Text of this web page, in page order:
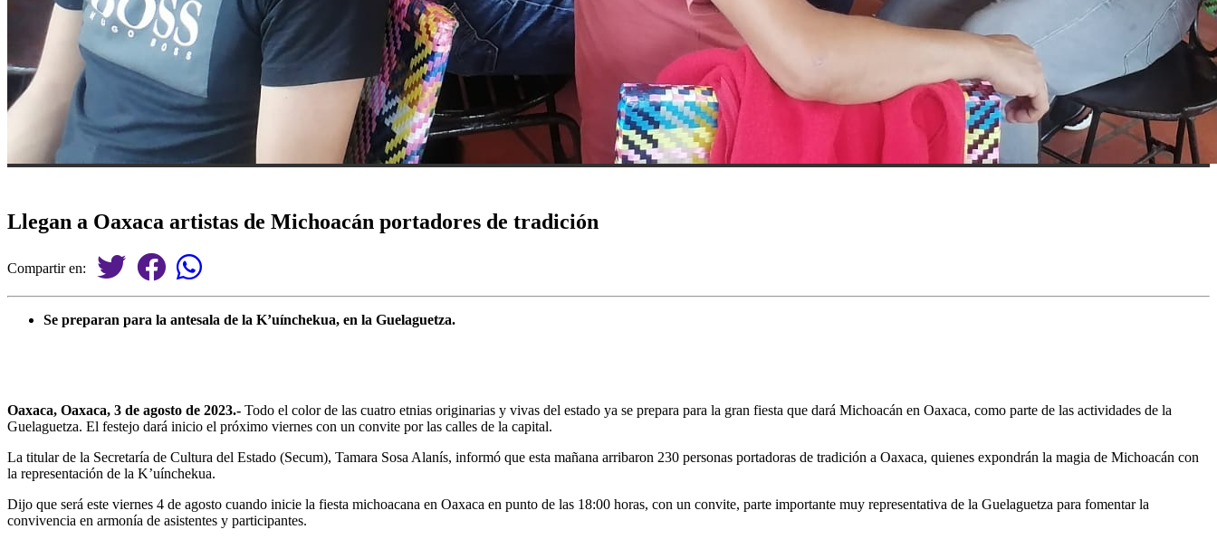
Llegan a Oaxaca artistas de Michoacán portadores de tradición
Compartir en:
Se preparan para la antesala de la K’uínchekua, en la Guelaguetza.
Oaxaca, Oaxaca, 3 de agosto de 2023.- Todo el color de las cuatro etnias originarias y vivas del estado ya se prepara para la gran fiesta que dará Michoacán en Oaxaca, como parte de las actividades de la
Guelaguetza. El festejo dará inicio el próximo viernes con un convite por las calles de la capital.
La titular de la Secretaría de Cultura del Estado (Secum), Tamara Sosa Alanís, informó que esta mañana arribaron 230 personas portadoras de tradición a Oaxaca, quienes expondrán la magia de Michoacán con
la representación de la K’uínchekua.
Dijo que será este viernes 4 de agosto cuando inicie la fiesta michoacana en Oaxaca en punto de las 18:00 horas, con un convite, parte importante muy representativa de la Guelaguetza para fomentar la
convivencia en armonía de asistentes y participantes.